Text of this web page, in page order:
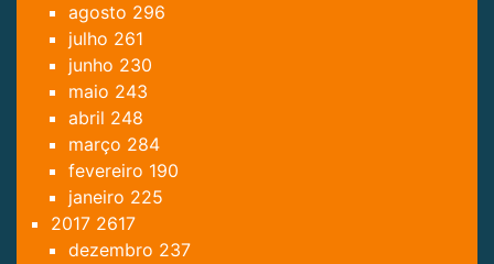
agosto 296
julho 261
junho 230
maio 243
abril 248
março 284
fevereiro 190
janeiro 225
2017 2617
dezembro 237